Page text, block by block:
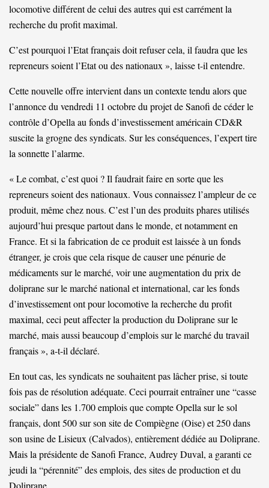
locomotive différent de celui des autres qui est carrément la
recherche du profit maximal.
C’est pourquoi l’Etat français doit refuser cela, il faudra que les
repreneurs soient l’Etat ou des nationaux », laisse t-il entendre.
Cette nouvelle offre intervient dans un contexte tendu alors que
l’annonce du vendredi 11 octobre du projet de Sanofi de céder le
contrôle d’Opella au fonds d’investissement américain CD&R
suscite la grogne des syndicats. Sur les conséquences, l’expert tire
la sonnette l’alarme.
« Le combat, c’est quoi ? Il faudrait faire en sorte que les
repreneurs soient des nationaux. Vous connaissez l’ampleur de ce
produit, même chez nous. C’est l’un des produits phares utilisés
aujourd’hui presque partout dans le monde, et notamment en
France. Et si la fabrication de ce produit est laissée à un fonds
étranger, je crois que cela risque de causer une pénurie de
médicaments sur le marché, voir une augmentation du prix de
doliprane sur le marché national et international, car les fonds
d’investissement ont pour locomotive la recherche du profit
maximal, ceci peut affecter la production du Doliprane sur le
marché, mais aussi beaucoup d’emplois sur le marché du travail
français », a-t-il déclaré.
En tout cas, les syndicats ne souhaitent pas lâcher prise, si toute
fois pas de résolution adéquate. Ceci pourrait entraîner une “casse
sociale” dans les 1.700 emplois que compte Opella sur le sol
français, dont 500 sur son site de Compiègne (Oise) et 250 dans
son usine de Lisieux (Calvados), entièrement dédiée au Doliprane.
Mais la présidente de Sanofi France, Audrey Duval, a garanti ce
jeudi la “pérennité” des emplois, des sites de production et du
Doliprane.